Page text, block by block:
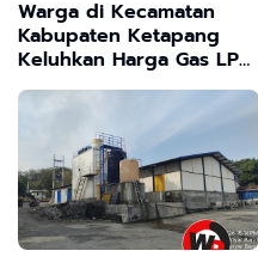
Warga di Kecamatan
Kabupaten Ketapang
Keluhkan Harga Gas LPG
3 Kg di Jual Pangkalan
Masih di Atas HET